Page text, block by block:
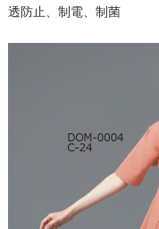
透防止、制電、制菌